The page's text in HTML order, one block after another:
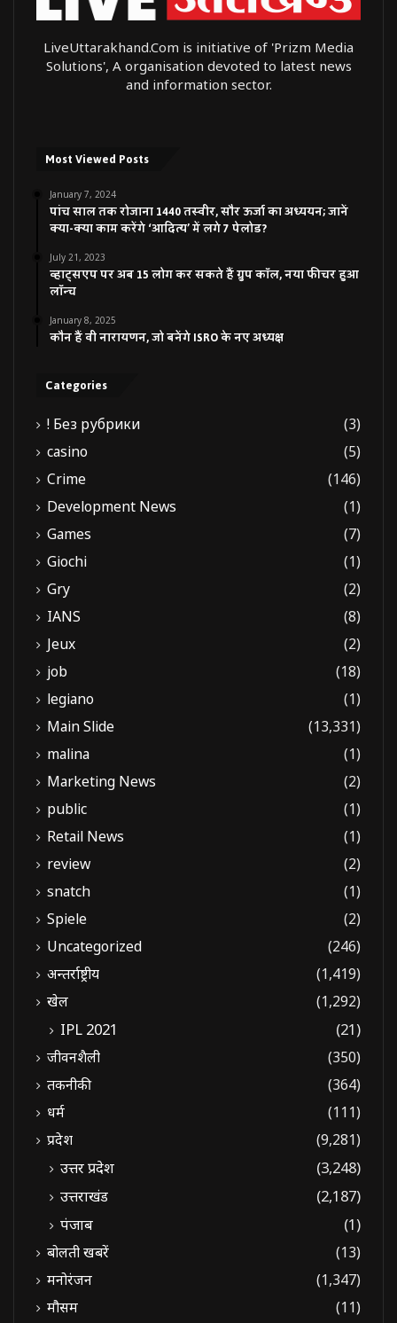
LiveUttarakhand.Com is initiative of 'Prizm Media
Solutions', A organisation devoted to latest news
and information sector.
Most Viewed Posts
January 7, 2024
पांच साल तक रोजाना 1440 तस्वीर, सौर ऊर्जा का अध्ययन; जानें
क्या-क्या काम करेंगे ‘आदित्य’ में लगे 7 पेलोड?
July 21, 2023
व्हाट्सएप पर अब 15 लोग कर सकते हैं ग्रुप कॉल, नया फीचर हुआ
लॉन्च
January 8, 2025
कौन हैं वी नारायणन, जो बनेंगे ISRO के नए अध्यक्ष
Categories
! Без рубрики
(3)
casino
(5)
Crime
(146)
Development News
(1)
Games
(7)
Giochi
(1)
Gry
(2)
IANS
(8)
Jeux
(2)
job
(18)
legiano
(1)
Main Slide
(13,331)
malina
(1)
Marketing News
(2)
public
(1)
Retail News
(1)
review
(2)
snatch
(1)
Spiele
(2)
Uncategorized
(246)
अन्तर्राष्ट्रीय
(1,419)
खेल
(1,292)
IPL 2021 (21)
जीवनशैली
(350)
तकनीकी
(364)
धर्म
(111)
प्रदेश
(9,281)
उत्तर प्रदेश
(3,248)
उत्तराखंड
(2,187)
पंजाब
(1)
बोलती खबरें
(13)
मनोरंजन
(1,347)
मौसम
(11)